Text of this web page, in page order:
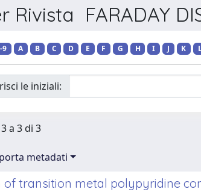
Rivista FARADAY
9 A B C D E F G H I J K
le iniziali:
a 3 di 3
metadati
of transition metal polypyridine